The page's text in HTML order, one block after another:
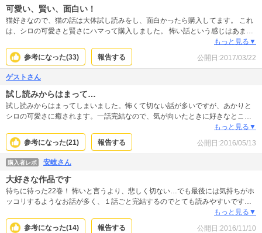
可愛い、賢い、面白い！
猫好きなので、猫の話は大体試し読みをし、面白かったら購入してます。 これ
は、シロの可愛さと賢さにハマって購入しました。 怖い話という感じはあまり
ないです。 個人的には、シロと、大真面目にシロに捜査協力を求める竹野さん
が好きなのでもっといっぱい登場してほしいです。 あと、シロには長生きして
欲しいので、唐揚げやカニカマなど、味の付いた人間用の食べ物はあげてほし
くないかな。 本当は、猫は室内飼いをして欲しいけれど、さすがにそれでは話
が成り立たなくなってしまうので。
もっと見る▼
参考になった(33) 報告する 公開日:2017/03/22
ゲストさん
試し読みからはまって…
試し読みからはまってしまいました。怖くて切ない話が多いですが、あかりと
シロの可愛さに癒されます。一話完結なので、気が向いたときに好きなとこか
もっと見る▼
参考になった(21) 報告する 公開日:2016/05/13
購入者レポ 安岐さん
大好きな作品です
待ちに待った22巻！ 怖いと言うより、悲しく切ない…でも最後には気持ちがホ
ッコリするようなお話が多く、１話ごと完結するのでとても読みやすいです。1
巻～21巻までは一気に読んでしまい、22巻が出るのを楽しみにしていました！
まだ続きそうなので、首を長くして次巻を待ってます♪
もっと見る▼
参考になった(14) 報告する 公開日:2016/11/10